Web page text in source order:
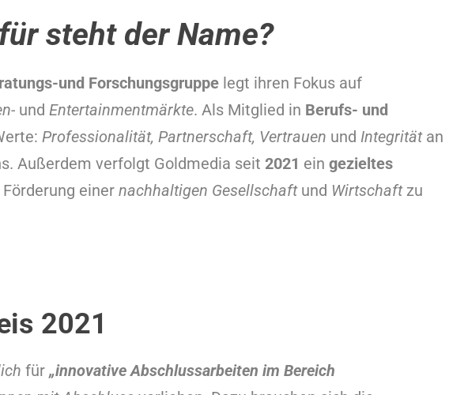
steht der Name?
und Forschungsgruppe legt ihren Fokus auf
und Entertainmentmärkte. Als Mitglied in Berufs- und
Professionalität, Partnerschaft, Vertrauen und Integritätan
Außerdem verfolgt Goldmedia seit 2021 ein gezieltes
einer nachhaltigen Gesellschaftund Wirtschaftzu
2021
für „innovative Abschlussarbeiten im Bereich